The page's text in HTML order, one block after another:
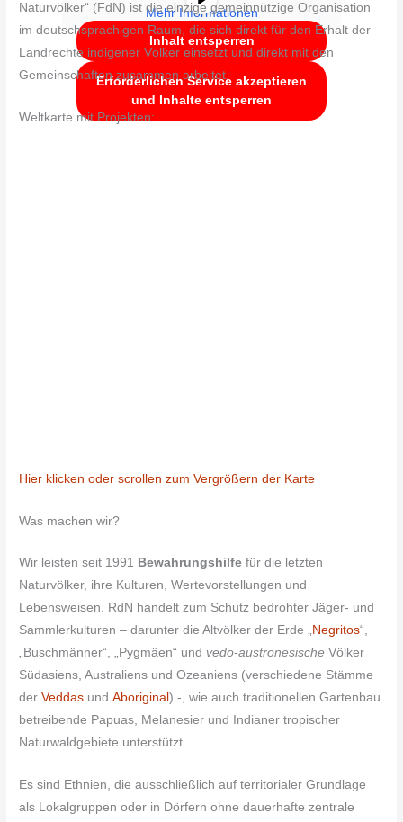
Mehr Informationen
Inhalt entsperren
Erforderlichen Service akzeptieren
und Inhalte entsperren
Naturvölker“ (FdN) ist die einzige gemeinnützige Organisation
im deutschsprachigen Raum, die sich direkt für den Erhalt der
Landrechte indigener Völker einsetzt und direkt mit den
Gemeinschaften zusammen arbeitet.
Weltkarte mit Projekten:
Hier klicken oder scrollen zum Vergrößern der Karte
Was machen wir?
Wir leisten seit 1991 Bewahrungshilfe für die letzten
Naturvölker, ihre Kulturen, Wertevorstellungen und
Lebensweisen. RdN handelt zum Schutz bedrohter Jäger- und
Sammlerkulturen – darunter die Altvölker der Erde „ Negritos“,
„Buschmänner“, „Pygmäen“ und vedo-austronesische Völker
Südasiens, Australiens und Ozeaniens (verschiedene Stämme
derVeddas undAboriginal) -, wie auch traditionellen Gartenbau
betreibende Papuas, Melanesier und Indianer tropischer
Naturwaldgebiete unterstützt.
Es sind Ethnien, die ausschließlich auf territorialer Grundlage
als Lokalgruppen oder in Dörfern ohne dauerhafte zentrale